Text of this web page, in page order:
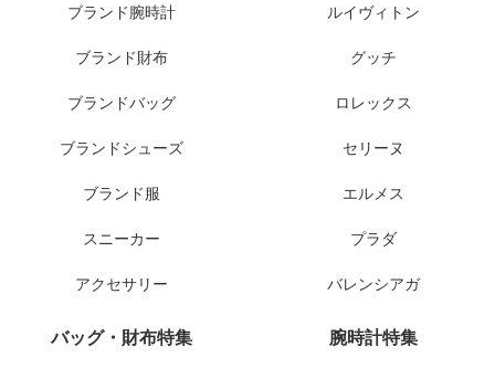
ブランド腕時計
ブランド財布
ブランドバッグ
ブランドシューズ
ブランド服
スニーカー
アクセサリー
ルイヴィトン
グッチ
ロレックス
セリーヌ
エルメス
プラダ
バレンシアガ
バッグ・財布特集 腕時計特集